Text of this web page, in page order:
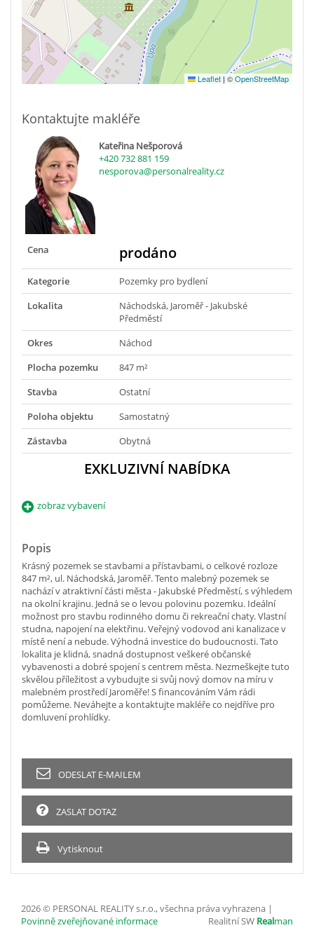
Leaflet |©OpenStreetMap
Kontaktujte makléře
Kateřina Nešporová
+420 732 881 159
nesporova@personalreality.cz
Cena prodáno
Kategorie
Pozemky pro bydlení
Lokalita
Náchodská, Jaroměř - Jakubské
Předměstí
Okres
Náchod
Plocha pozemku
847 m²
Stavba
Ostatní
Poloha objektu
Samostatný
Zástavba
Obytná
EXKLUZIVNÍ NABÍDKA
zobraz vybavení
Popis
Krásný pozemek se stavbami a přístavbami, o celkové rozloze
847 m², ul. Náchodská, Jaroměř. Tento malebný pozemek se
nachází v atraktivní části města - Jakubské Předměstí, s výhledem
na okolní krajinu. Jedná se o levou polovinu pozemku. Ideální
možnost pro stavbu rodinného domu či rekreační chaty. Vlastní
studna, napojení na elektřinu. Veřejný vodovod ani kanalizace v
místě není a nebude. Výhodná investice do budoucnosti. Tato
lokalita je klidná, snadná dostupnost veškeré občanské
vybavenosti a dobré spojení s centrem města. Nezmeškejte tuto
skvělou příležitost a vybudujte si svůj nový domov na míru v
malebném prostředí Jaroměře! S financováním Vám rádi
pomůžeme. Neváhejte a kontaktujte makléře co nejdříve pro
domluvení prohlídky.
ODESLAT E-MAILEM
ZASLAT DOTAZ
Vytisknout
2026 © PERSONAL REALITY s.r.o., všechna práva vyhrazena |
Povinně zveřejňované informace
Realitní SW Realman